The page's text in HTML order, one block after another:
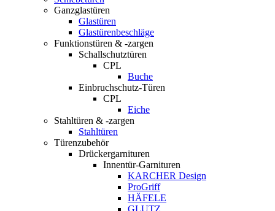
Ganzglastüren
Glastüren
Glastürenbeschläge
Funktionstüren & -zargen
Schallschutztüren
CPL
Buche
Einbruchschutz-Türen
CPL
Eiche
Stahltüren & -zargen
Stahltüren
Türenzubehör
Drückergarnituren
Innentür-Garnituren
KARCHER Design
ProGriff
HÄFELE
GLUTZ